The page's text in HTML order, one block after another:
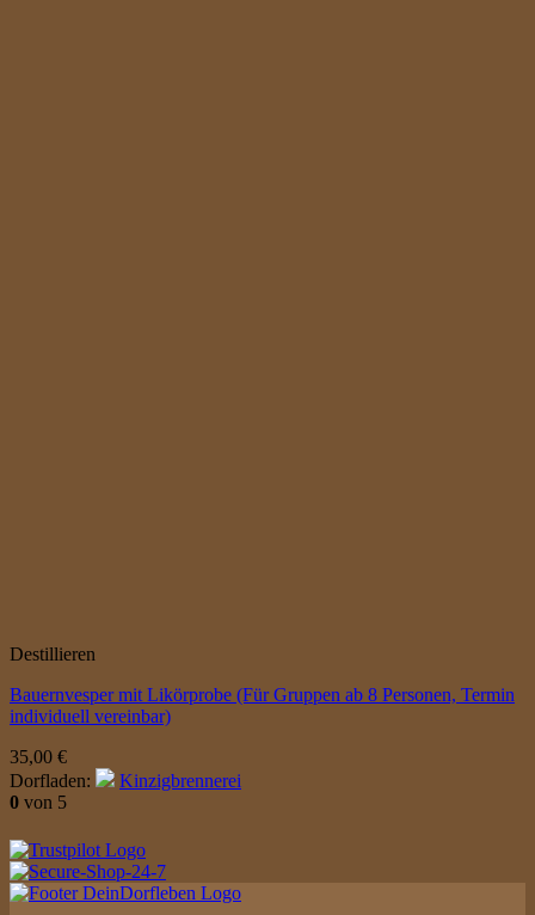
Destillieren
Bauernvesper mit Likörprobe (Für Gruppen ab 8 Personen, Termin
individuell vereinbar)
35,00 €
Dorfladen:
Kinzigbrennerei
0 von 5